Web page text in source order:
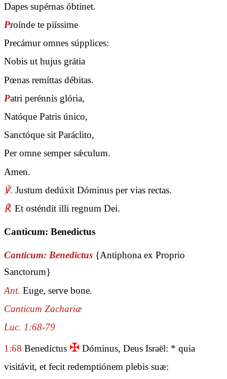
Dapes supérnas óbtinet.
Proínde te piíssime
Precámur omnes súpplices:
Nobis ut hujus grátia
Pœnas remíttas débitas.
Patri perénnis glória,
Natóque Patris único,
Sanctóque sit Paráclito,
Per omne semper sǽculum.
Amen.
℣. Justum dedúxit Dóminus per vias rectas.
℟. Et osténdit illi regnum Dei.
Canticum: Benedictus
Canticum: Benedictus {Antiphona ex Proprio
Sanctorum}
Ant. Euge, serve bone.
Canticum Zachariæ
Luc. 1:68-79
1:68 Benedíctus ✠ Dóminus, Deus Israël: * quia
visitávit, et fecit redemptiónem plebis suæ: